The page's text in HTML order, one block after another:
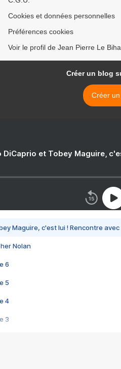
Cookies et données personnelles
Préférences cookies
Voir le profil de Jean Pierre Le
Créer un blog
Créer
DiCaprio et Tobey Maguire,
Maguire, c'est lui ! Rencontre
Nolan
6
5
4
3